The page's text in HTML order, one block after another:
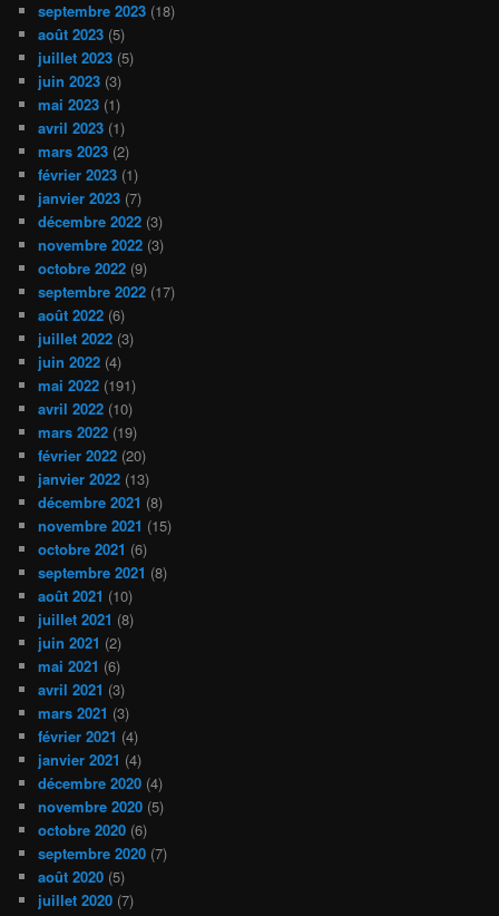
septembre 2023 (18)
août 2023 (5)
juillet 2023 (5)
juin 2023 (3)
mai 2023 (1)
avril 2023 (1)
mars 2023 (2)
février 2023 (1)
janvier 2023 (7)
décembre 2022 (3)
novembre 2022 (3)
octobre 2022 (9)
septembre 2022 (17)
août 2022 (6)
juillet 2022 (3)
juin 2022 (4)
mai 2022 (191)
avril 2022 (10)
mars 2022 (19)
février 2022 (20)
janvier 2022 (13)
décembre 2021 (8)
novembre 2021 (15)
octobre 2021 (6)
septembre 2021 (8)
août 2021 (10)
juillet 2021 (8)
juin 2021 (2)
mai 2021 (6)
avril 2021 (3)
mars 2021 (3)
février 2021 (4)
janvier 2021 (4)
décembre 2020 (4)
novembre 2020 (5)
octobre 2020 (6)
septembre 2020 (7)
août 2020 (5)
juillet 2020 (7)